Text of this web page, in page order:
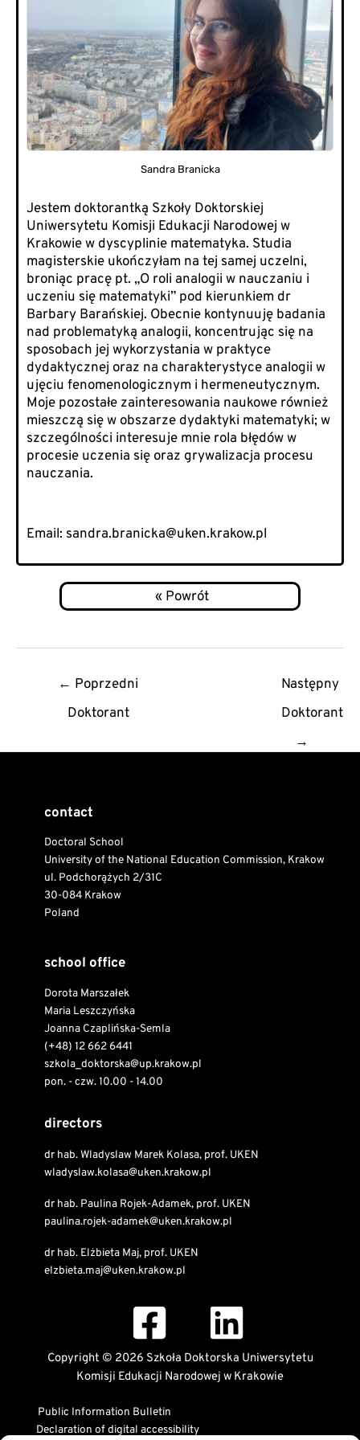
Sandra Branicka
Jestem doktorantką Szkoły Doktorskiej
Uniwersytetu Komisji Edukacji Narodowej w
Krakowie w dyscyplinie matematyka. Studia
magisterskie ukończyłam na tej samej uczelni,
broniąc pracę pt. „O roli analogii w nauczaniu i
uczeniu się matematyki” pod kierunkiem dr
Barbary Barańskiej. Obecnie kontynuuję badania
nad problematyką analogii, koncentrując się na
sposobach jej wykorzystania w praktyce
dydaktycznej oraz na charakterystyce analogii w
ujęciu fenomenologicznym i hermeneutycznym.
Moje pozostałe zainteresowania naukowe również
mieszczą się w obszarze dydaktyki matematyki; w
szczególności interesuje mnie rola błędów w
procesie uczenia się oraz grywalizacja procesu
nauczania.
Email: sandra.branicka@uken.krakow.pl
← Poprzedni
Doktorant
Następny
Doktorant
→
contact
Doctoral School
University of the National Education Commission, Krakow
ul. Podchorążych 2/31C
30-084 Krakow
Poland
school office
Dorota Marszałek
Maria Leszczyńska
Joanna Czaplińska-Semla
(+48) 12 662 6441
szkola_doktorska@up.krakow.pl
pon. - czw. 10.00 - 14.00
directors
dr hab. Wladyslaw Marek Kolasa, prof. UKEN
wladyslaw.kolasa@uken.krakow.pl
dr hab. Paulina Rojek-Adamek, prof. UKEN
paulina.rojek-adamek@uken.krakow.pl
dr hab. Elżbieta Maj, prof. UKEN
elzbieta.maj@uken.krakow.pl
Copyright © 2026 Szkoła Doktorska Uniwersytetu
Komisji Edukacji Narodowej w Krakowie
Public Information Bulletin
Declaration of digital accessibility